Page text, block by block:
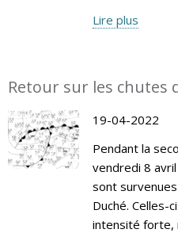
Lire plus
Retour sur les chutes
19-04-2022
Pendant la
vendredi 8
sont
Duché. Celles-
intensité forte,